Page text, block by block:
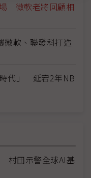
微軟老將回顧相
軟、聯發科打造
時代」 延宕2年NB
村田示警全球AI基